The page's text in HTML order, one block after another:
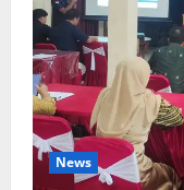
News